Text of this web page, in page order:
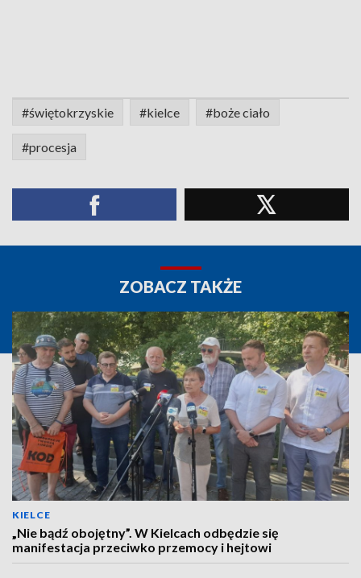
#świętokrzyskie #kielce #boże ciało
#procesja
ZOBACZ TAKŻE
KIELCE
„Nie bądź obojętny”. W Kielcach odbędzie się
manifestacja przeciwko przemocy i hejtowi